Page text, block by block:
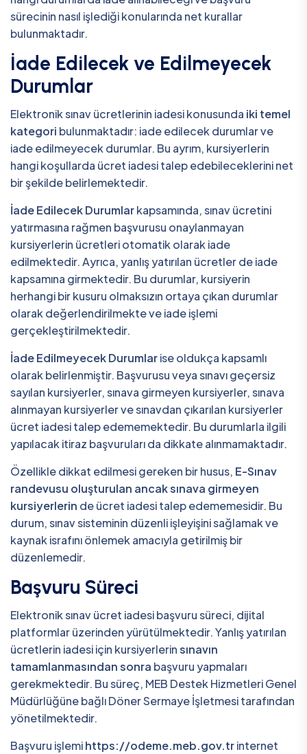
sürecinin nasıl işlediği konularında net kurallar
bulunmaktadır.
İade Edilecek ve Edilmeyecek
Durumlar
Elektronik sınav ücretlerinin iadesi konusunda iki temel
kategori bulunmaktadır: iade edilecek durumlar ve
iade edilmeyecek durumlar. Bu ayrım, kursiyerlerin
hangi koşullarda ücret iadesi talep edebileceklerini net
bir şekilde belirlemektedir.
İade Edilecek Durumlarkapsamında, sınav ücretini
yatırmasına rağmen başvurusu onaylanmayan
kursiyerlerin ücretleri otomatik olarak iade
edilmektedir. Ayrıca, yanlış yatırılan ücretler de iade
kapsamına girmektedir. Bu durumlar, kursiyerin
herhangi bir kusuru olmaksızın ortaya çıkan durumlar
olarak değerlendirilmekte ve iade işlemi
gerçekleştirilmektedir.
İade Edilmeyecek Durumlarise oldukça kapsamlı
olarak belirlenmiştir. Başvurusu veya sınavı geçersiz
sayılan kursiyerler, sınava girmeyen kursiyerler, sınava
alınmayan kursiyerler ve sınavdan çıkarılan kursiyerler
ücret iadesi talep edememektedir. Bu durumlarla ilgili
yapılacak itiraz başvuruları da dikkate alınmamaktadır.
Özellikle dikkat edilmesi gereken bir husus, E-Sınav
randevusu oluşturulan ancak sınava girmeyen
kursiyerlerin de ücret iadesi talep edememesidir. Bu
durum, sınav sisteminin düzenli işleyişini sağlamak ve
kaynak israfını önlemek amacıyla getirilmiş bir
düzenlemedir.
Başvuru Süreci
Elektronik sınav ücret iadesi başvuru süreci, dijital
platformlar üzerinden yürütülmektedir. Yanlış yatırılan
ücretlerin iadesi için kursiyerlerinsınavın
tamamlanmasından sonra başvuru yapmaları
gerekmektedir. Bu süreç, MEB Destek Hizmetleri Genel
Müdürlüğüne bağlı Döner Sermaye İşletmesi tarafından
yönetilmektedir.
Başvuru işlemihttps://odeme.meb.gov.trinternet